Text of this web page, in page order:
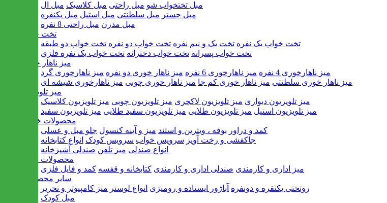
مبل تختخواب شو مبل راحتی مبل کلاسیک مبل ال
مبل چستر مبل سلطنتی مبل استیل مبل یکنفره
مبل مدرن مبل راحتی 8 نفره
تخت خواب
تخت خواب یک نفره تخت یک و نیم نفره تخت خواب دو نفره تخت خواب دو طبقه
تخت خواب پسرانه تخت خواب دخترانه تخت خواب یک نفره فلزی
میز ناهار خوری
میز ناهارخوری 4 نفره
میز ناهارخوری 6 نفره میز ناهار خوری دو نفره میز ناهارخوری گرد
میز ناهار خوری سلطنتی میز ناهار خوری کم جا میز ناهار خوری چوبی میز ناهارخوری شیشه ای
میز تلویزیون
میز تلویزیون دیواری میز تلویزیون لاکچری میز تلویزیون چوبی میز تلویزیون کلاسیک
میز تلویزیون استیل میز تلویزیون طلایی میز تلویزیون سفید طلایی میز تلویزیون سفید
محصولات خانگی
کمد و دراور بوفه ، ویترین و استند میز و آینه کنسول جلو مبل و عسلی
جاکفشی و رخت آویز سرویس خواب سرویس کودک انواع کتابخانه
انواع صندلی میز تلفن صندلی آشپزخانه
محصولات اداری
میز اداری و کارمندی صندلی اداری و کارمندی کتابخانه و قفسه کمد و فایل فلزی
سایر محصولات
روتختی یکنفره و دونفره آباژور ایستاده و رومیزی انواع لوستر میز کامپیوتر و تحریر
مبل کودک